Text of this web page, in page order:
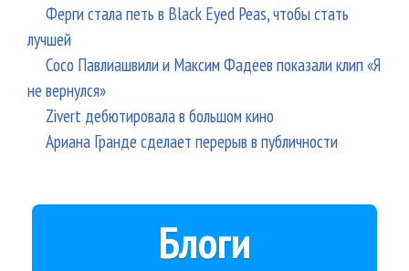
Ферги стала петь в Black Eyed Peas, чтобы стать
лучшей
Сосо Павлиашвили и Максим Фадеев показали клип «Я
не вернулся»
Zivert дебютировала в большом кино
Ариана Гранде сделает перерыв в публичности
Блоги